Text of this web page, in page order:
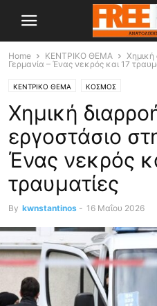
Home ΚΕΝΤΡΙΚΟ ΘΕΜΑ
Χημική
Γερμανία – Ένας νεκρός και 17
ΚΕΝΤΡΙΚΟ ΘΕΜΑ ΚΟΣΜΟΣ
Χημική
εργοστάσιο
Ένας νεκρός
τραυματίες
By kwnstantinos - 16 Μαΐου 2026